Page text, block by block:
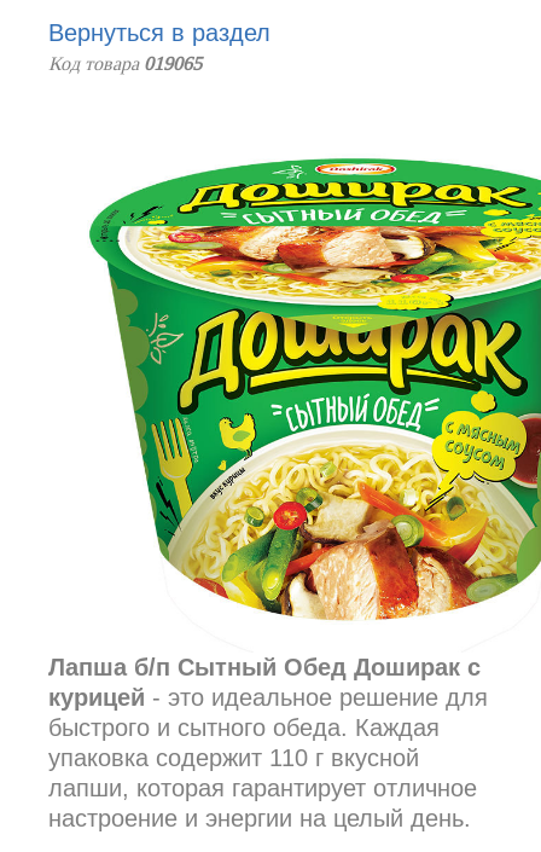
Вернуться в раздел
Код товара 019065
Лапша б/п Сытный Обед Доширак с
курицей - это идеальное решение для
быстрого и сытного обеда. Каждая
упаковка содержит 110 г вкусной
лапши, которая гарантирует отличное
настроение и энергии на целый день.